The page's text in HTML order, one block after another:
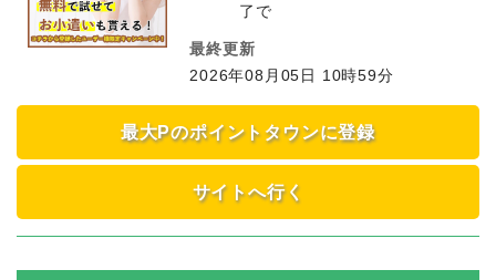
了で
最終更新
2026年08月05日 10時59分
最大Pのポイントタウンに登録
サイトへ行く